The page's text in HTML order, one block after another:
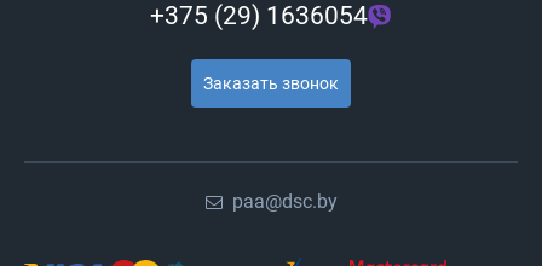
+375 (29) 1636054
Заказать звонок
paa@dsc.by